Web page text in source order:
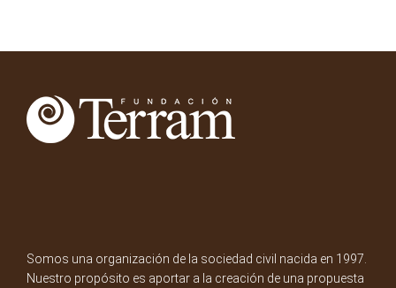
Somos una organización de la sociedad civil nacida en 1997.
Nuestro propósito es aportar a la creación de una propuesta